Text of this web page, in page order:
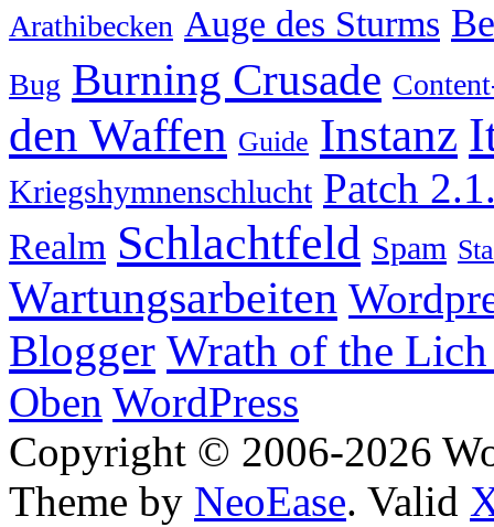
Arathibecken Auge des Sturms
Bug Burning Crusade
den Waffen Guide Instanz
Kriegshymnenschlucht Patch
Realm Schlachtfeld Spam
Wartungsarbeiten
Blogger Wrath of the
Oben WordPress
Copyright © 2006-2026
Theme by NeoEase. Valid